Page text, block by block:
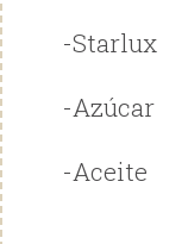
-Starlux
-Azúcar
-Aceite